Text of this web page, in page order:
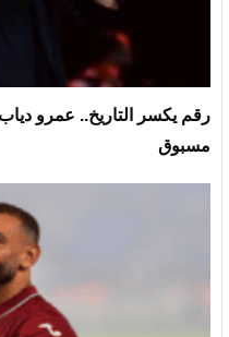
رقم يكسر التاريخ.. عمرو
مسبوق